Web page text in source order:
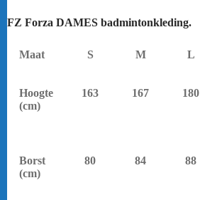
FZ Forza DAMES badmintonkleding.
Maat S M L
Hoogte
(cm)
163 167 180
Borst
(cm)
80 84 88